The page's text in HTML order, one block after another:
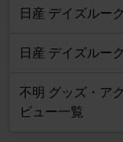
日産 デイズルー
日産 デイズルー
不明 グッズ・ア
ビュー一覧